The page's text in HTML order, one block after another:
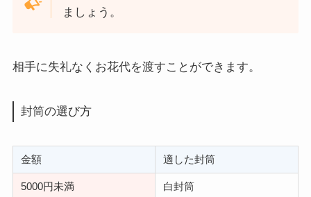
ましょう。
相手に失礼なくお花代を渡すことができます。
封筒の選び方
金額 適した封筒
5000円未満 白封筒